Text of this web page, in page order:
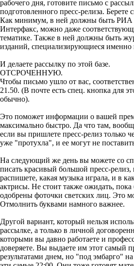
рабочего дня, готовите письмо с
подготовленного пресс-релиза. Берете
Как минимум, в ней должны быть
Интерфакс, можно даже
тематике. Также в ней должны быть
изданий, специализирующиеся именно
И делаете рассылку по этой базе.
ОТСРОЧЕННУЮ.
Чтобы письмо ушло от вас,
21.50. (В почте есть спец. кнопка для
обычно).
Это поможет информации о вашей
максимально быстро. Да что там,
если вы пришлете пресс-релиз только
уже "протухла", и ее могут не
На следующий же день вы можете со
писать красивый большой пресс-
распишете, какая музыка играла, и в
актрисы. Не стоит также ожидать,
одобрены фоточки светских лиц. Это
Отмолнить буквами намного важнее.
Другой вариант, который нельзя
рассылке, а только в личной
которыми вы давно работаете и
доверяете. Вы выдаете им этот самый
результатами днем, но "под эмбарго"